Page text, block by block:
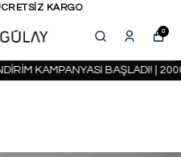
ÖDEME SEÇENEĞİ
0
KAMPANYASI BAŞLADI! | 2000